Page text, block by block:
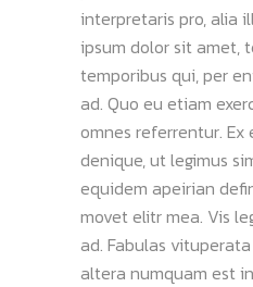
interpretaris pro, alia
ipsum dolor sit amet,
temporibus qui, per
ad. Quo eu etiam
omnes referrentur. Ex
denique, ut legimus
equidem apeirian
movet elitr mea. Vis
ad. Fabulas
altera numquam est